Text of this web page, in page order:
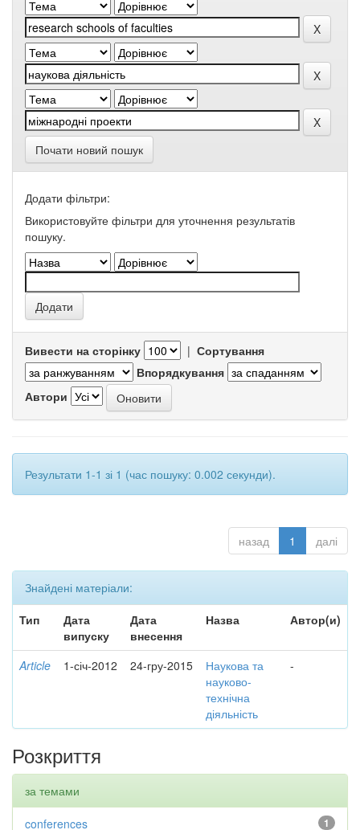
Почати новий пошук
Додати фільтри:
Використовуйте фільтри для уточнення результатів
пошуку.
Вивести на сторінку | Сортування
Впорядкування
Автори
Результати 1-1 зі 1 (час пошуку: 0.002 секунди).
назад 1 далі
Знайдені матеріали:
Тип
Дата
випуску
Дата
внесення
Назва Автор(и)
Article 1-січ-2012 24-гру-2015
Наукова та
науково-
технічна
діяльність
-
Розкриття
за темами
1
conferences